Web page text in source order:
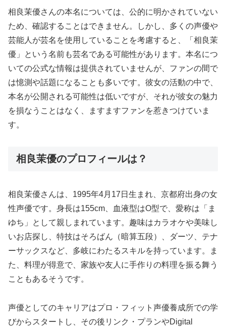
相良茉優さんの本名については、公的に明かされていない
ため、確認することはできません。しかし、多くの声優や
芸能人が芸名を使用していることを考慮すると、「相良茉
優」という名前も芸名である可能性があります。本名につ
いての公式な情報は提供されていませんが、ファンの間で
は憶測や話題になることも多いです。彼女の活動の中で、
本名が公開される可能性は低いですが、それが彼女の魅力
を損なうことはなく、ますますファンを惹きつけていま
す。
相良茉優のプロフィールは？
相良茉優さんは、1995年4月17日生まれ、京都府出身の女
性声優です。身長は155cm、血液型はO型で、愛称は「ま
ゆち」として親しまれています。趣味はカラオケや美味し
いお店探し、特技はそろばん（暗算五段）、ダーツ、テナ
ーサックスなど、多岐にわたるスキルを持っています。ま
た、料理が得意で、家族や友人に手作りの料理を振る舞う
こともあるそうです。
声優としてのキャリアはプロ・フィット声優養成所での学
びからスタートし、その後リンク・プランやDigital